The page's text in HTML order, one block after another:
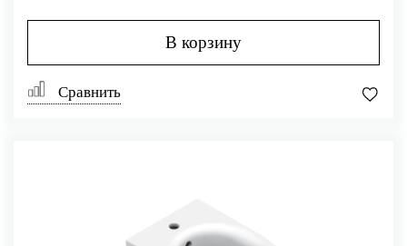
В корзину
Сравнить